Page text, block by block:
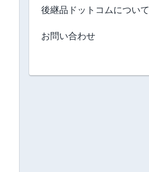
後継品ドットコムについて
お問い合わせ